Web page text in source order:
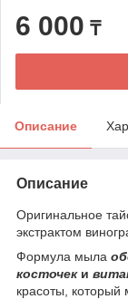
6 000 ₸
Описание
Описание
Оригинальное
экстрактом
Формула мыла
косточеки
красоты,